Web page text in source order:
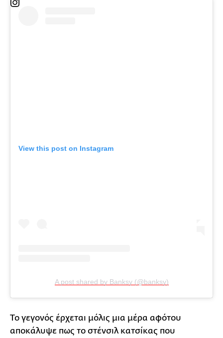
View this post on Instagram
A post shared by Banksy (@banksy)
Το γεγονός έρχεται μόλις μια μέρα αφότου
αποκάλυψε πως το στένσιλ κατσίκας που